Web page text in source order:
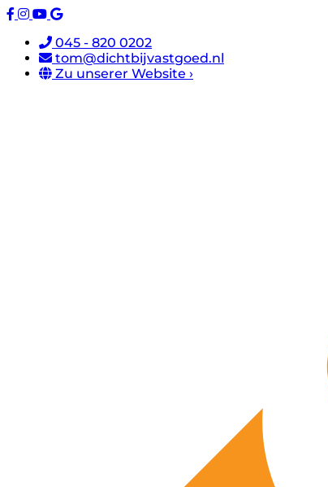
045 - 820 0202
tom@dichtbijvastgoed.nl
Zu unserer Website ›